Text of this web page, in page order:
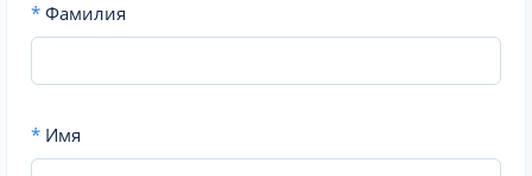
* Фамилия
* Имя